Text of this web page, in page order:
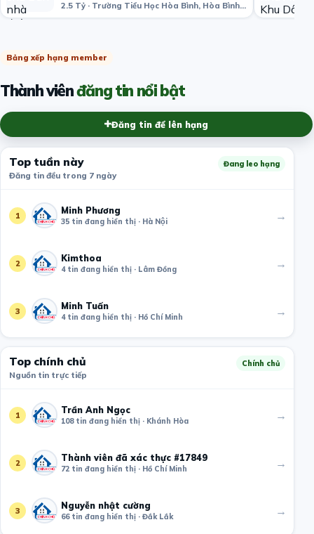
2.5 Tỷ · Trường Tiểu Học Hòa Bình, Hòa Bình, phường 3, Quận 11, Hồ Chí Minh, Việt Nam
Bảng xếp hạng member
Thành viênđăng tin nổi bật
Đăng tin để lên hạng
Top tuần này
Đăng tin đều trong 7 ngày
Đang leo hạng
1 Minh Phương
35 tin đang hiển thị · Hà Nội →
2 Kimthoa
4 tin đang hiển thị · Lâm Đồng →
3 Minh Tuấn
4 tin đang hiển thị · Hồ Chí Minh →
Top chính chủ
Nguồn tin trực tiếp
Chính chủ
1 Trần Anh Ngọc
108 tin đang hiển thị · Khánh Hòa →
2 Thành viên đã xác thực #17849
72 tin đang hiển thị · Hồ Chí Minh →
3 Nguyễn nhật cường
66 tin đang hiển thị · Đắk Lắk →